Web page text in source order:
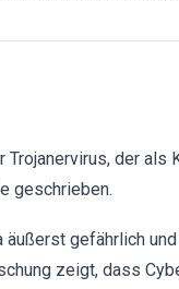
der
geschrieben.
gefährlich
zeigt, dass